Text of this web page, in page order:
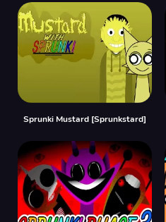
Sprunki Mustard [Sprunkstard]